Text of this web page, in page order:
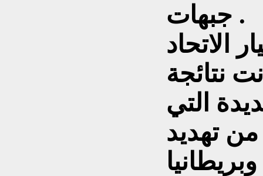
جبهات .
الاتحاد
في 1991 كانت نتائجة
التي
تهديد